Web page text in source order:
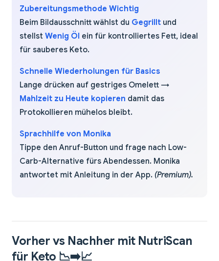
Zubereitungsmethode Wichtig
Beim Bildausschnitt wählst du Gegrillt und
stellst Wenig Öl ein für kontrolliertes Fett, ideal
für sauberes Keto.
Schnelle Wiederholungen für Basics
Lange drücken auf gestriges Omelett →
Mahlzeit zu Heute kopieren damit das
Protokollieren mühelos bleibt.
Sprachhilfe von Monika
Tippe den Anruf-Button und frage nach Low-
Carb-Alternative fürs Abendessen. Monika
antwortet mit Anleitung in der App. (Premium).
Vorher vs Nachher mit NutriScan
für Keto 📉➡️📈